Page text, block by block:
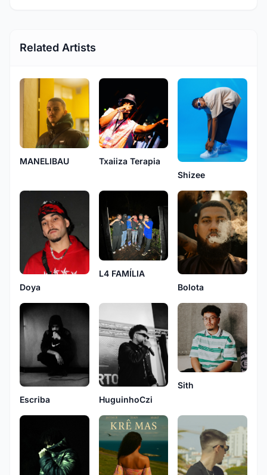
Related Artists
MANELIBAU
Txaiiza Terapia
Shizee
Doya
L4 FAMÍLIA
Bolota
Escriba HuguinhoCzi
Sith